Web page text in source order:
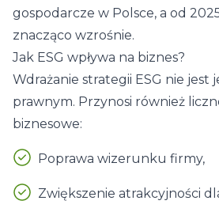
gospodarcze w Polsce, a od
znacząco wzrośnie.
Jak ESG wpływa na biznes?
Wdrażanie strategii ESG nie jest
prawnym. Przynosi również
biznesowe:
Poprawa wizerunku firmy,
Zwiększenie atrakcyjności